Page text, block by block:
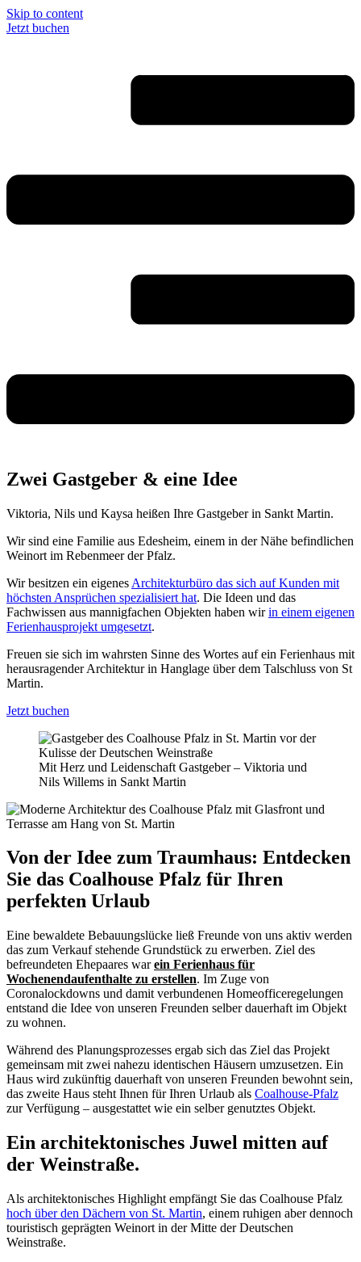
Skip to content
Jetzt buchen
Zwei Gastgeber & eine Idee
Viktoria, Nils und Kaysa heißen Ihre Gastgeber in Sankt Martin.
Wir sind eine Familie aus Edesheim, einem in der Nähe befindlichen
Weinort im Rebenmeer der Pfalz.
Wir besitzen ein eigenes Architekturbüro das sich auf Kunden mit
höchsten Ansprüchen spezialisiert hat. Die Ideen und das
Fachwissen aus mannigfachen Objekten haben wirin einem eigenen
Ferienhausprojekt umgesetzt.
Freuen sie sich im wahrsten Sinne des Wortes auf ein Ferienhaus mit
herausragender Architektur in Hanglage über dem Talschluss von St
Martin.
Jetzt buchen
Mit Herz und Leidenschaft Gastgeber – Viktoria und
Nils Willems in Sankt Martin
Von der Idee zum Traumhaus: Entdecken
Sie das Coalhouse Pfalz für Ihren
perfekten Urlaub
Eine bewaldete Bebauungslücke ließ Freunde von uns aktiv werden
das zum Verkauf stehende Grundstück zu erwerben. Ziel des
befreundeten Ehepaares warein Ferienhaus für
Wochenendaufenthalte zu erstellen. Im Zuge von
Coronalockdowns und damit verbundenen Homeofficeregelungen
entstand die Idee von unseren Freunden selber dauerhaft im Objekt
zu wohnen.
Während des Planungsprozesses ergab sich das Ziel das Projekt
gemeinsam mit zwei nahezu identischen Häusern umzusetzen. Ein
Haus wird zukünftig dauerhaft von unseren Freunden bewohnt sein,
das zweite Haus steht Ihnen für Ihren Urlaub als Coalhouse-Pfalz
zur Verfügung – ausgestattet wie ein selber genutztes Objekt.
Ein architektonisches Juwel mitten auf
der Weinstraße.
Als architektonisches Highlight empfängt Sie das Coalhouse Pfalz
hoch über den Dächern von St. Martin, einem ruhigen aber dennoch
touristisch geprägten Weinort in der Mitte der Deutschen
Weinstraße.